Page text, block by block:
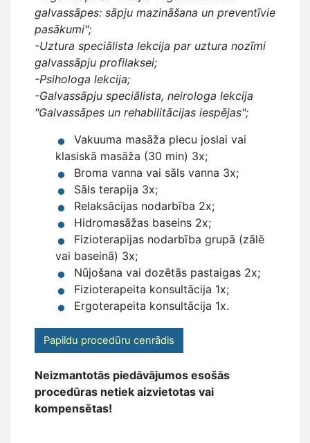
galvassāpes: sāpju mazināšana un preventīvie
pasākumi";
-Uztura speciālista lekcija par uztura nozīmi
galvassāpju profilaksei;
-Psihologa lekcija;
-Galvassāpju speciālista, neirologa lekcija
"Galvassāpes un rehabilitācijas iespējas";
Vakuuma masāža plecu joslai vai
klasiskā masāža (30 min) 3x;
Broma vanna vai sāls vanna 3x;
Sāls terapija 3x;
Relaksācijas nodarbība 2x;
Hidromasāžas baseins 2x;
Fizioterapijas nodarbība grupā (zālē
vai baseinā) 3x;
Nūjošana vai dozētās pastaigas 2x;
Fizioterapeita konsultācija 1x;
Ergoterapeita konsultācija 1x.
Papildu procedūru cenrādis
Neizmantotās piedāvājumos esošās
procedūras netiek aizvietotas vai
kompensētas!